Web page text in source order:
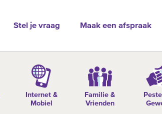
Stel je vraag Maak een afspraak
Internet &
Mobiel
Familie &
Vrienden